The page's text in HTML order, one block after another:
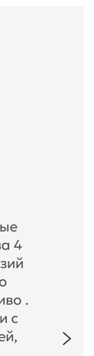
4
.
с